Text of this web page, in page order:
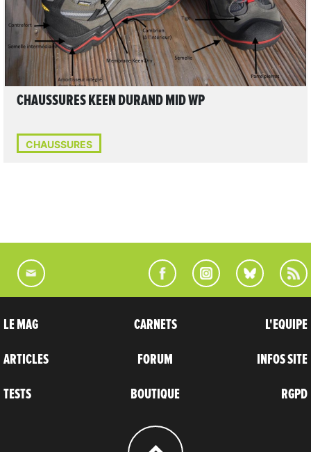
CHAUSSURES KEEN DURAND MID WP
CHAUSSURES
LE MAG
ARTICLES
TESTS
CARNETS
FORUM
BOUTIQUE
L'EQUIPE
INFOS SITE
RGPD